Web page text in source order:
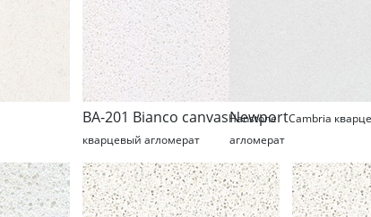
BA-201 Bianco canvasHanstone
кварцевый агломерат
NewportCambria
агломерат